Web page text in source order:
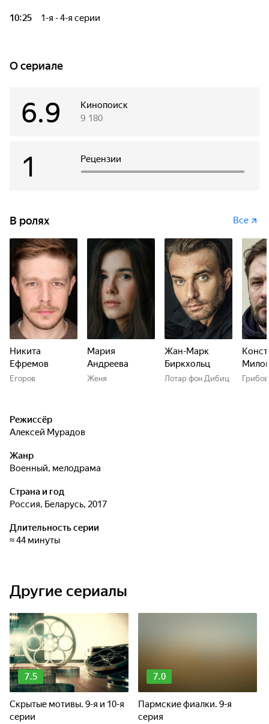
10:25 1-я - 4-я серии
Дибитца, начавшаяся в 1943 году в осадном Сталинграде
O сериале
Кинопоиск
6.9 9 180
Рецензии
1
В ролях Все
Никита
Ефремов
Егоров
Мария
Андреева
Женя
Жан-Марк
Биркхольц
Лотар фон Дибиц Грибов
Режиссёр
Алексей Мурадов
Жанр
военный, мелодрама
Страна и год
Россия, Беларусь, 2017
Длительность серии
≈ 44 минуты
Другие сериалы
7.5
Скрытые мотивы. 9-я и 10-я
серии
7.0
Пармские фиалки. 9-я
серия